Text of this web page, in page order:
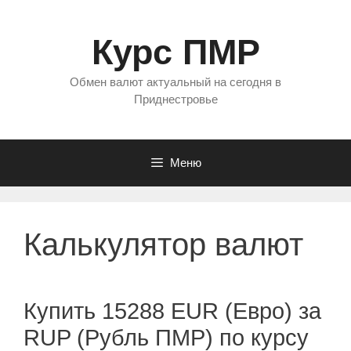
Курс ПМР
Обмен валют актуальный на сегодня в
Приднестровье
Меню
Калькулятор валют
Купить 15288 EUR (Евро) за
RUP (Рубль ПМР) по курсу